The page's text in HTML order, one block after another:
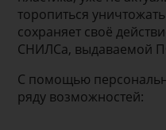
торопиться
сохраняет своё
СНИЛСа, выдаваемой
С помощью
ряду возможностей: